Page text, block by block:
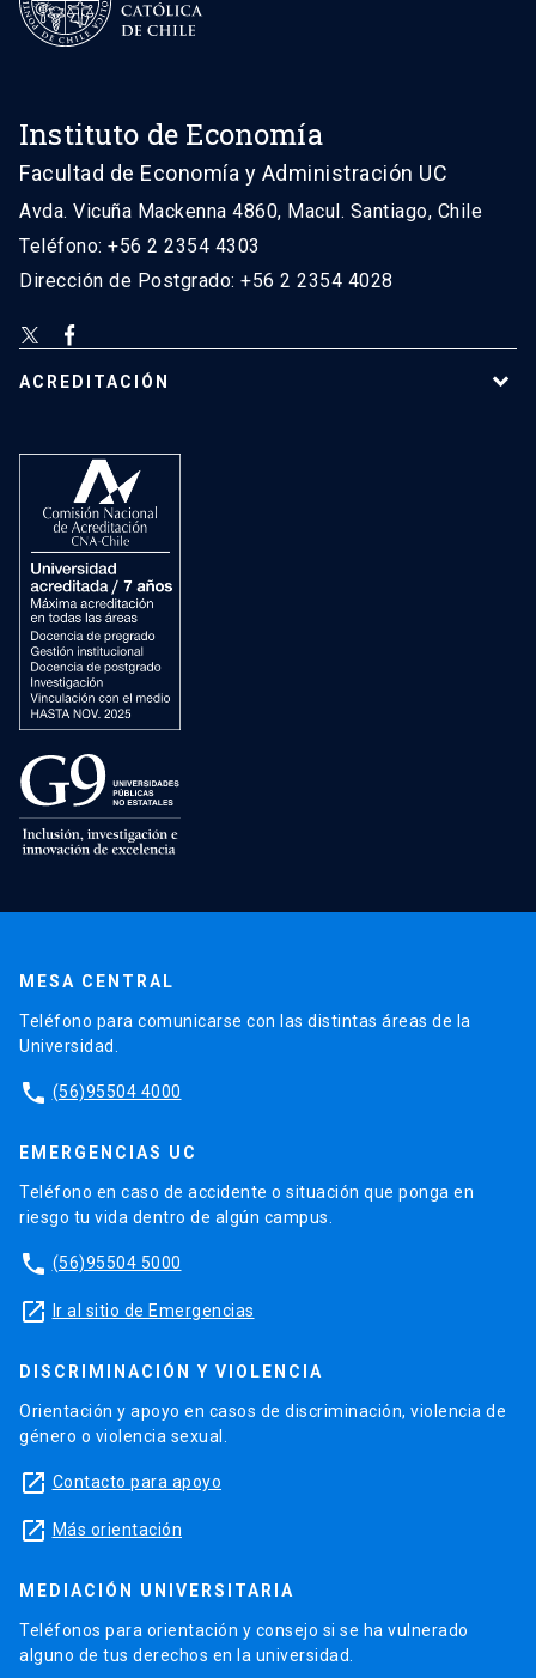
Instituto de Economía
Facultad de Economía y Administración UC
Avda. Vicuña Mackenna 4860, Macul. Santiago, Chile
Teléfono: +56 2 2354 4303
Dirección de Postgrado: +56 2 2354 4028
ACREDITACIÓN
MESA CENTRAL
Teléfono para comunicarse con las distintas áreas de la
Universidad.
phone (56)95504 4000
EMERGENCIAS UC
Teléfono en caso de accidente o situación que ponga en
riesgo tu vida dentro de algún campus.
phone (56)95504 5000
launch Ir al sitio de Emergencias
DISCRIMINACIÓN Y VIOLENCIA
Orientación y apoyo en casos de discriminación, violencia de
género o violencia sexual.
launch Contacto para apoyo
launch Más orientación
MEDIACIÓN UNIVERSITARIA
Teléfonos para orientación y consejo si se ha vulnerado
alguno de tus derechos en la universidad.